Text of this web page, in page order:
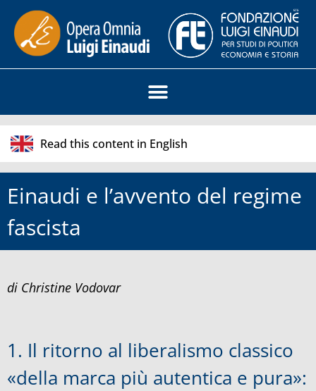
Read this content in English
Einaudi e l’avvento del regime
fascista
di Christine Vodovar
1. Il ritorno al liberalismo classico
«della marca più autentica e pura»: